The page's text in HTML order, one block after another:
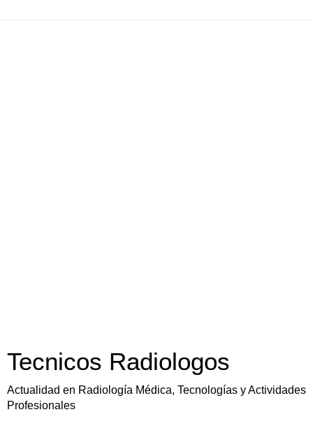
Tecnicos Radiologos
Actualidad en Radiología Médica, Tecnologías y Actividades
Profesionales